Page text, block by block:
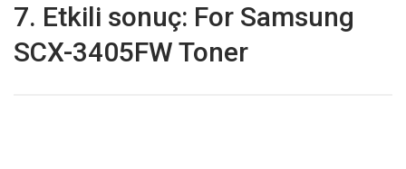
7. Etkili sonuç: For Samsung
SCX-3405FW Toner